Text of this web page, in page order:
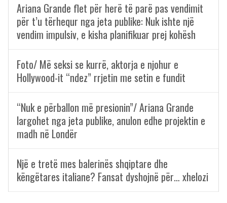
Ariana Grande flet për herë të parë pas vendimit
për t’u tërhequr nga jeta publike: Nuk ishte një
vendim impulsiv, e kisha planifikuar prej kohësh
Foto/ Më seksi se kurrë, aktorja e njohur e
Hollywood-it “ndez” rrjetin me setin e fundit
“Nuk e përballon më presionin”/ Ariana Grande
largohet nga jeta publike, anulon edhe projektin e
madh në Londër
Një e tretë mes balerinës shqiptare dhe
këngëtares italiane? Fansat dyshojnë për… xhelozi